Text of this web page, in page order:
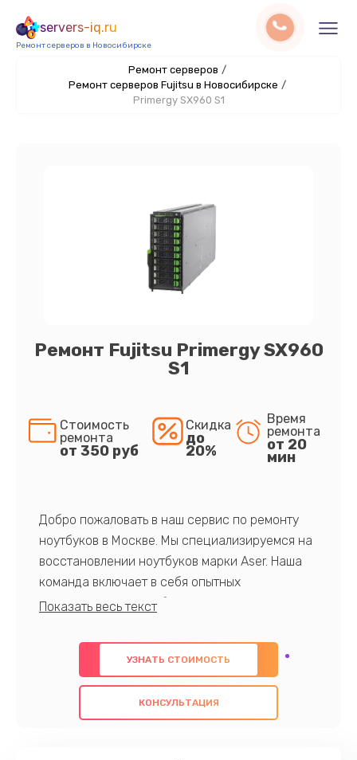
servers-iq.ru
Ремонт серверов в Новосибирске
Ремонт серверов /
Ремонт серверов Fujitsu в Новосибирске /
Primergy SX960 S1
Ремонт Fujitsu Primergy SX960
S1
Стоимость
ремонта
от 350 руб
Скидка
до
20%
Время
ремонта
от 20
мин
Добро пожаловать в наш сервис по ремонту
ноутбуков в Москве. Мы специализируемся на
восстановлении ноутбуков марки Aser. Наша
команда включает в себя опытных
профессионалов с обширными знаниями и
предлагаем быстрый и качественный ремонт с
использованием оригинальных компонентов, а
также гарантируем качество всех
проведенных работ. Наша цель - предоставить
УЗНАТЬ СТОИМОСТЬ
КОНСУЛЬТАЦИЯ